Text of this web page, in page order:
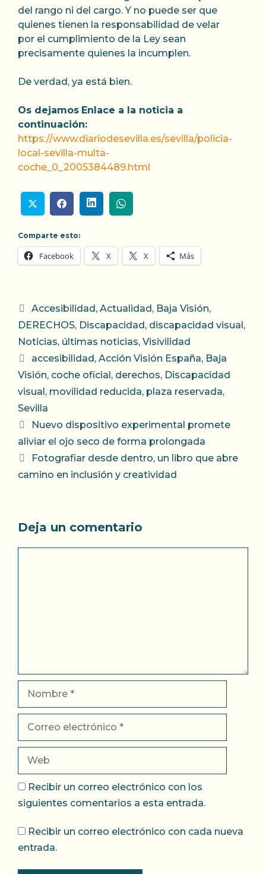
del rango ni del cargo. Y no puede ser que
quienes tienen la responsabilidad de velar
por el cumplimiento de la Ley sean
precisamente quienes la incumplen.
De verdad, ya está bien.
Os dejamos Enlace a la noticia a
continuación:
https://www.diariodesevilla.es/sevilla/policia-
local-sevilla-multa-
coche_0_2005384489.html
Comparte esto:
Facebook X X Más
Categorías
Accesibilidad, Actualidad, Baja Visión,
DERECHOS, Discapacidad, discapacidad visual,
Noticias, últimas noticias, Visivilidad
Etiquetas
accesibilidad, Acción Visión España, Baja
Visión, coche oficial, derechos, Discapacidad
visual, movilidad reducida, plaza reservada,
Sevilla
Nuevo dispositivo experimental promete
aliviar el ojo seco de forma prolongada
Fotografiar desde dentro, un libro que abre
camino en inclusión y creatividad
Deja un comentario
electrónico
Recibir un correo electrónico con los
siguientes comentarios a esta entrada.
Recibir un correo electrónico con cada nueva
entrada.